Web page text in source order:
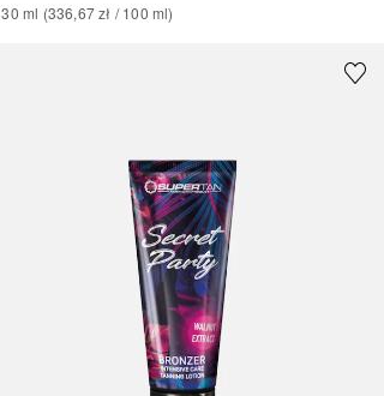
30 ml (336,67 zł / 100 ml)